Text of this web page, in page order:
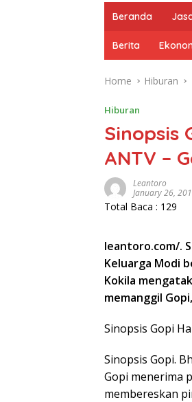
Beranda
Berita
Home Hiburan
Hiburan
Sinopsis
ANTV –
Leantoro
January 26,
Total Baca : 129
leantoro.com/.
Keluarga Modi
Kokila
memanggil
Sinopsis Gopi
Sinopsis Gopi.
Gopi menerima
membereskan